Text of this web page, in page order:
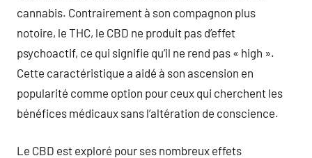
cannabis. Contrairement à son compagnon plus
notoire, le THC, le CBD ne produit pas d’effet
psychoactif, ce qui signifie qu’il ne rend pas « high ».
Cette caractéristique a aidé à son ascension en
popularité comme option pour ceux qui cherchent les
bénéfices médicaux sans l’altération de conscience.
Le CBD est exploré pour ses nombreux effets